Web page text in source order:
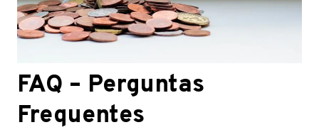
​FAQ – Perguntas
Frequentes